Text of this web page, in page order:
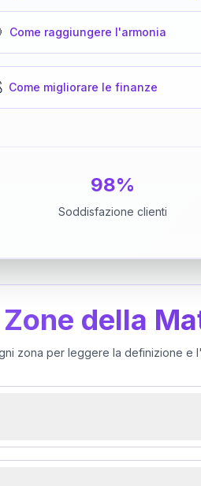
Come raggiungere l'armonia
Come migliorare le finanze
98%
Soddisfazione clienti
della
zona per leggere la definizione e